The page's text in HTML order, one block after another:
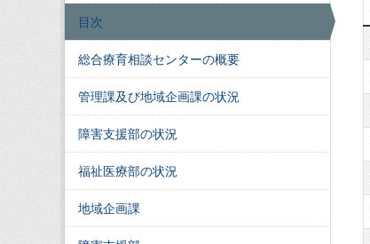
目次
総合療育相談センターの概要
管理課及び地域企画課の状況
障害支援部の状況
福祉医療部の状況
地域企画課